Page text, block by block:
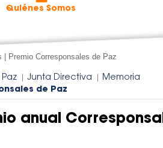
Quiénes Somos
Premio Corresponsales de Paz
Junta Directiva Memoria
de Paz
anual